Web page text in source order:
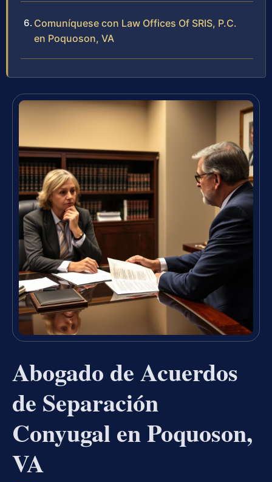
Comuníquese con Law Offices Of SRIS, P.C.
en Poquoson, VA
Abogado de Acuerdos
de Separación
Conyugal en Poquoson,
VA